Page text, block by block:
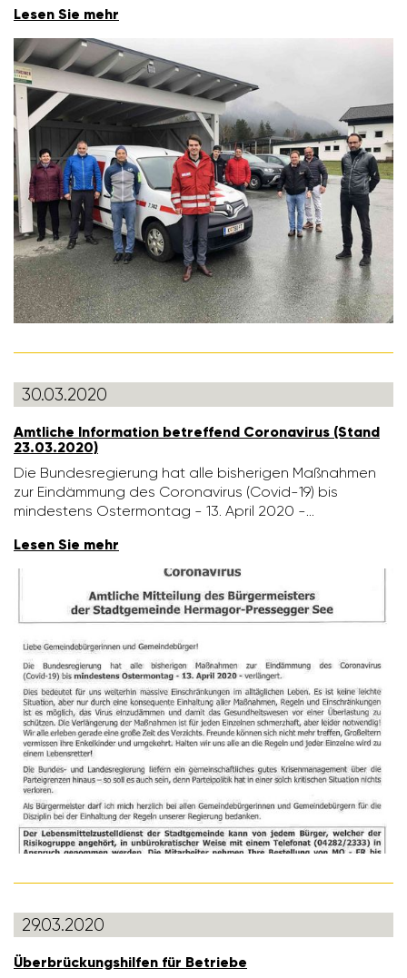
Lesen Sie mehr
30.03.2020
Amtliche Infor­ma­tion betref­fend Coro­na­virus (Stand
23.03.2020)
Die Bundes­re­gie­rung hat alle bishe­rigen Maßnahmen
zur Eindäm­mung des Coro­na­virus (Covid-19) bis
mindes­tens Oster­montag - 13. April 2020 -…
Lesen Sie mehr
29.03.2020
Überbrü­ckungs­hilfen für Betriebe